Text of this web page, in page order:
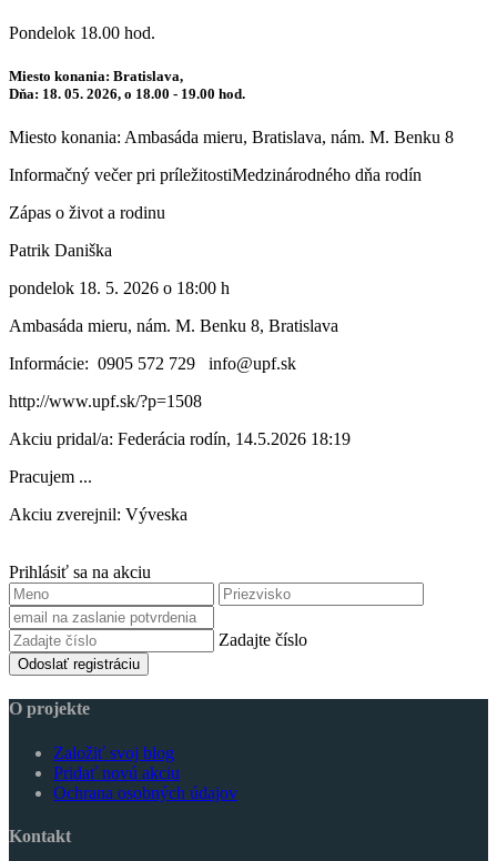
Pondelok 18.00 hod.
Miesto konania: Bratislava,
Dňa: 18. 05. 2026, o 18.00 - 19.00 hod.
Miesto konania: Ambasáda mieru, Bratislava, nám. M. Benku 8
Informačný večer pri príležitostiMedzinárodného dňa rodín
Zápas o život a rodinu
Patrik Daniška
pondelok 18. 5. 2026 o 18:00 h
Ambasáda mieru, nám. M. Benku 8, Bratislava
Informácie: 0905 572 729 info@upf.sk
http://www.upf.sk/?p=1508
Akciu pridal/a: Federácia rodín, 14.5.2026 18:19
Pracujem ...
Akciu zverejnil: Výveska
Prihlásiť sa na akciu
Zadajte číslo
Odoslať registráciu
O projekte
Založiť svoj blog
Pridať novú akciu
Ochrana osobných údajov
Kontakt